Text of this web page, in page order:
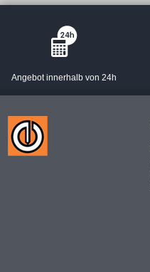
Angebot innerhalb von 24h